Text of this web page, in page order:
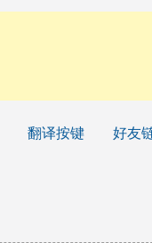
翻译按键 好友